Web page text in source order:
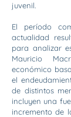
juvenil.
El período
actualidad
para analizar
Mauricio
económico
el
de distintos
incluyen una
incremento de